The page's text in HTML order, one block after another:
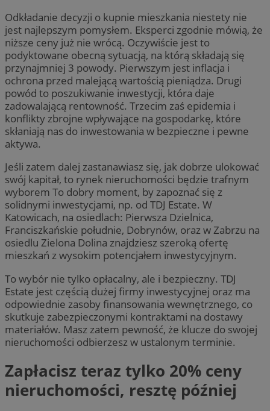
Odkładanie decyzji o kupnie mieszkania niestety nie
jest najlepszym pomysłem. Eksperci zgodnie mówią, że
niższe ceny już nie wrócą. Oczywiście jest to
podyktowane obecną sytuacją, na którą składają się
przynajmniej 3 powody. Pierwszym jest inflacja i
ochrona przed malejącą wartością pieniądza. Drugi
powód to poszukiwanie inwestycji, która daje
zadowalającą rentowność. Trzecim zaś epidemia i
konflikty zbrojne wpływające na gospodarkę, które
skłaniają nas do inwestowania w bezpieczne i pewne
aktywa.
Jeśli zatem dalej zastanawiasz się, jak dobrze ulokować
swój kapitał, to rynek nieruchomości będzie trafnym
wyborem To dobry moment, by zapoznać się z
solidnymi inwestycjami, np. od TDJ Estate. W
Katowicach, na osiedlach: Pierwsza Dzielnica,
Franciszkańskie południe, Dobrynów, oraz w Zabrzu na
osiedlu Zielona Dolina znajdziesz szeroką ofertę
mieszkań z wysokim potencjałem inwestycyjnym.
To wybór nie tylko opłacalny, ale i bezpieczny. TDJ
Estate jest częścią dużej firmy inwestycyjnej oraz ma
odpowiednie zasoby finansowania wewnętrznego, co
skutkuje zabezpieczonymi kontraktami na dostawy
materiałów. Masz zatem pewność, że klucze do swojej
nieruchomości odbierzesz w ustalonym terminie.
Zapłacisz teraz tylko 20% ceny
nieruchomości, resztę później